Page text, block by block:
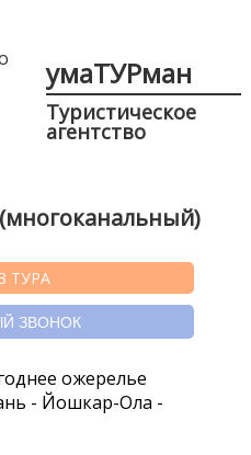
умаТУРман
Туристическое
агентство
ТУРА
ЗВОНОК
(многоканальный)
ожерелье
- Йошкар-Ола -